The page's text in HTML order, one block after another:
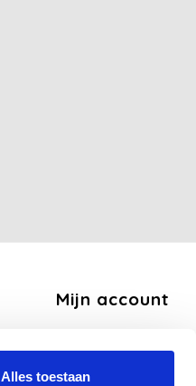
Alles toestaan
Mijn account